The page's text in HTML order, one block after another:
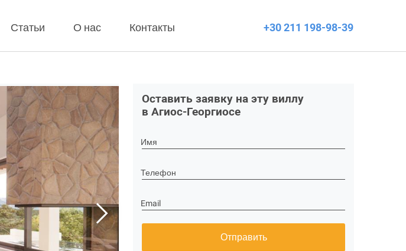
Статьи О нас Контакты +30 211 198-98-39
Оставить заявку на эту виллу
в Агиос-Георгиосе
Имя
Телефон
Email
Отправить